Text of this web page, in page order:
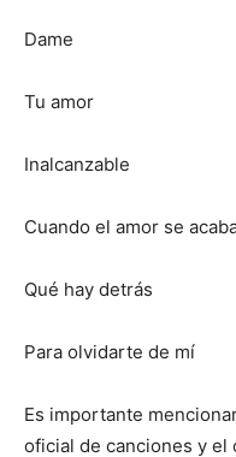
Dame
Tu amor
Inalcanzable
Cuando el amor se
Qué hay detrás
Para olvidarte de mí
Es importante
oficial de canciones y